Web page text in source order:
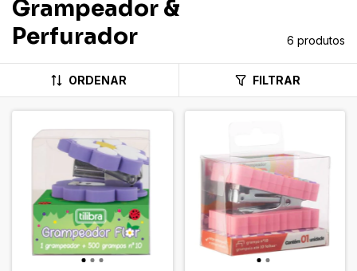
Grampeador &
Perfurador
6 produtos
ORDENAR FILTRAR